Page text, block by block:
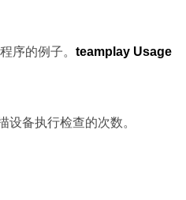
序的例子。 teamplay Usage
备执行检查的次数。